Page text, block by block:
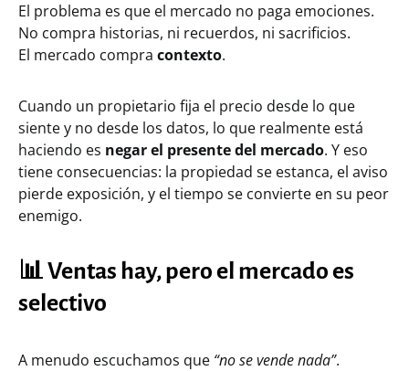
El problema es que el mercado no paga emociones.
No compra historias, ni recuerdos, ni sacrificios.
El mercado compra contexto.
Cuando un propietario fija el precio desde lo que
siente y no desde los datos, lo que realmente está
haciendo es negar el presente del mercado. Y eso
tiene consecuencias: la propiedad se estanca, el aviso
pierde exposición, y el tiempo se convierte en su peor
enemigo.
📊Ventas hay, pero el mercado es
selectivo
A menudo escuchamos que “no se vende nada”.